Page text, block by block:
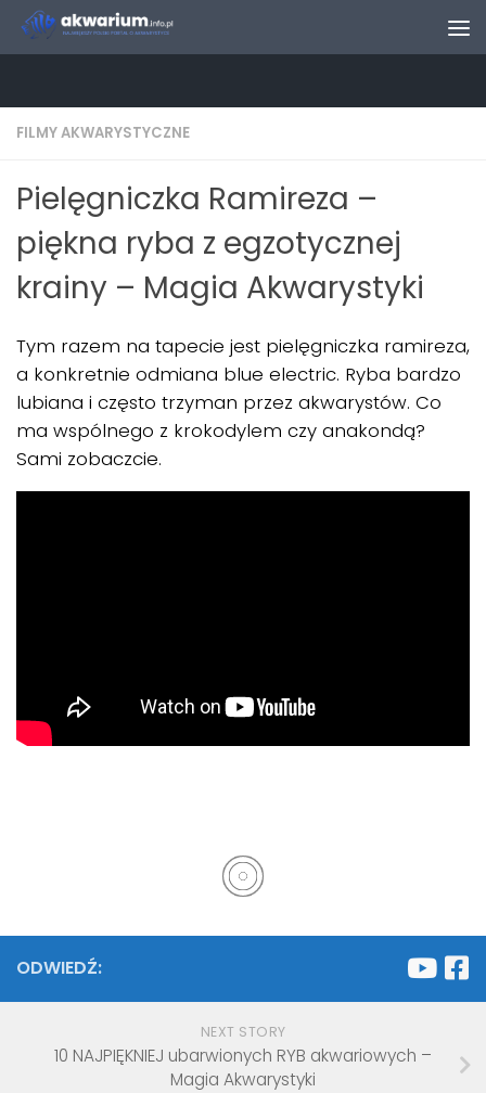
Skip to content
FILMY AKWARYSTYCZNE
Pielęgniczka Ramireza –
piękna ryba z egzotycznej
krainy – Magia Akwarystyki
Tym razem na tapecie jest pielęgniczka ramireza,
a konkretnie odmiana blue electric. Ryba bardzo
lubiana i często trzyman przez akwarystów. Co
ma wspólnego z krokodylem czy anakondą?
Sami zobaczcie.
ODWIEDŹ:
NEXT STORY
10 NAJPIĘKNIEJ ubarwionych RYB akwariowych –
Magia Akwarystyki